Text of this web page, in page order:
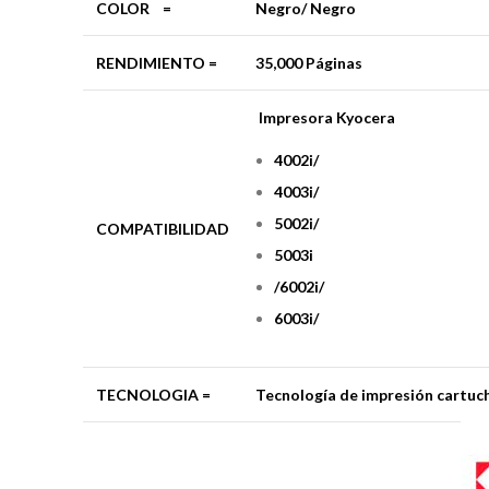
COLOR = Negro/ Negro
RENDIMIENTO = 35,000 Páginas
COMPATIBILIDAD
Impresora Kyocera
4002i/
4003i/
5002i/
5003i
/6002i/
6003i/
TECNOLOGIA = Tecnología de impresión